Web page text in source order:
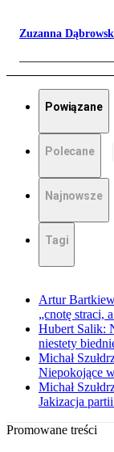
Zuzanna
Powiązane
Polecane
Najnowsze
Tagi
Artur
„cnotę straci,
Hubert Salik:
niestety
Michał
Niepokojące
Michał
Jakizacja
Promowane treści